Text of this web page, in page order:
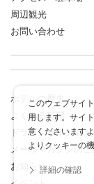
このウェブサイ
用します。サイ
意くださいます
よりクッキーの
詳細の確認
周辺観光
お問い合わせ
ホテルの歴史
よくある質問
ドラゴンポイント
メールマガジンの
お知らせ